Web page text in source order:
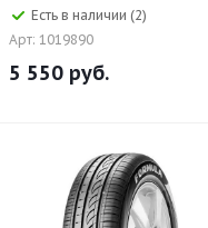
Есть в наличии (2)
Арт: 1019890
5 550 руб.